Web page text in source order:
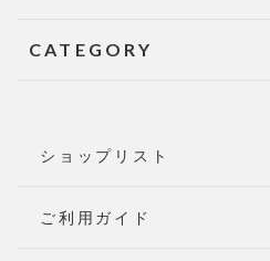
CATEGORY
ショップリスト
ご利用ガイド